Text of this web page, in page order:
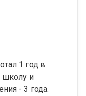
1 год в
школу и
- 3 года.